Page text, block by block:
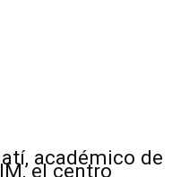
académico de
el centro